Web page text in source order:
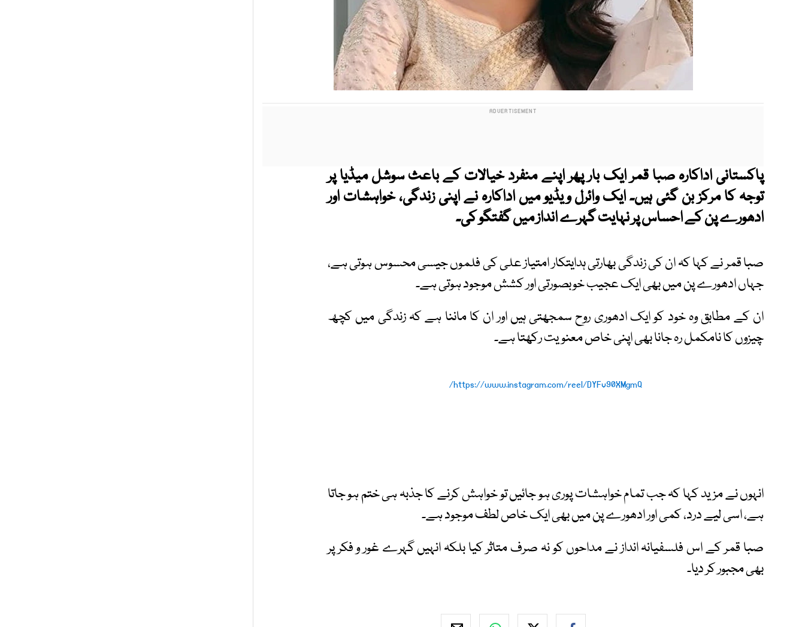
پاکستانی اداکارہ صبا قمر ایک بار پھر اپنے منفرد خیالات کے باعث سوشل میڈیا پر
توجہ کا مرکز بن گئی ہیں۔ ایک وائرل ویڈیو میں اداکارہ نے اپنی زندگی، خواہشات اور
ادھورے پن کے احساس پر نہایت گہرے انداز میں گفتگو کی۔
صبا قمر نے کہا کہ ان کی زندگی بھارتی ہدایتکار امتیاز علی کی فلموں جیسی محسوس ہوتی ہے،
جہاں ادھورے پن میں بھی ایک عجیب خوبصورتی اور کشش موجود ہوتی ہے۔
ان کے مطابق وہ خود کو ایک ادھوری روح سمجھتی ہیں اور ان کا ماننا ہے کہ زندگی میں کچھ
چیزوں کا نامکمل رہ جانا بھی اپنی خاص معنویت رکھتا ہے۔
https://www.instagram.com/reel/DYFv90XMgmQ/
انہوں نے مزید کہا کہ جب تمام خواہشات پوری ہو جائیں تو خواہش کرنے کا جذبہ ہی ختم ہو جاتا
ہے، اسی لیے درد، کمی اور ادھورے پن میں بھی ایک خاص لطف موجود ہے۔
صبا قمر کے اس فلسفیانہ انداز نے مداحوں کو نہ صرف متاثر کیا بلکہ انہیں گہرے غور و فکر پر
بھی مجبور کر دیا۔